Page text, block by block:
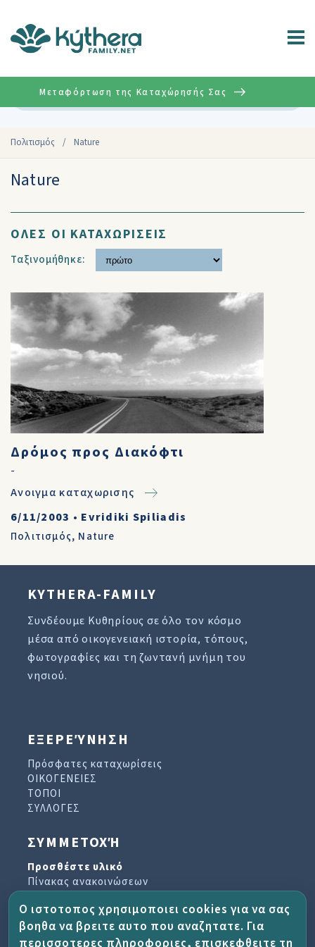
Πολιτισμός / Nature
Μεταφόρτωση της Καταχώρησής Σας
Nature
ΟΛΕΣ ΟΙ ΚΑΤΑΧΩΡΙΣΕΙΣ
Ταξινομήθηκε:
Δρόμος προς Διακόφτι
-
Ανοιγμα καταχωρισης
6/11/2003 • Evridiki Spiliadis
Πολιτισμός, Nature
KYTHERA-FAMILY
Συνδέουμε Κυθηρίους σε όλο τον κόσμο
μέσα από οικογενειακή ιστορία, τόπους,
φωτογραφίες και τη ζωντανή μνήμη του
νησιού.
ΕΞΕΡΕΎΝΗΣΗ
Πρόσφατες καταχωρίσεις
ΟΙΚΟΓΕΝΕΙΕΣ
ΤΟΠΟΙ
ΣΥΛΛΟΓΕΣ
ΣΥΜΜΕΤΟΧΉ
Προσθέστε υλικό
Πίνακας ανακοινώσεων
Αρχείο ενημερωτικών δελτίων
Ο ιστοτοπος χρησιμοποιει cookies για να σας
βοηθα να βρειτε αυτο που αναζητατε. Για
περισσοτερες πληροφοριες, επισκεφθειτε τη